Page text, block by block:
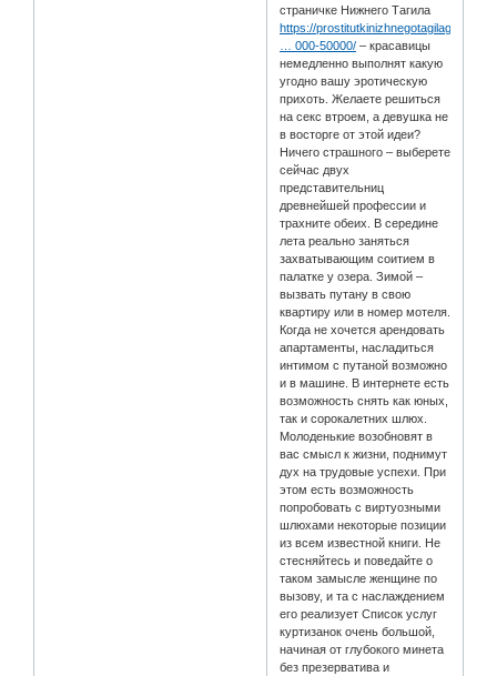
страничке Нижнего Тагила
https://prostitutkinizhnegotagilagirls.
… 000-50000/ – красавицы
немедленно выполнят какую
угодно вашу эротическую
прихоть. Желаете решиться
на секс втроем, а девушка не
в восторге от этой идеи?
Ничего страшного – выберете
сейчас двух
представительниц
древнейшей профессии и
трахните обеих. В середине
лета реально заняться
захватывающим соитием в
палатке у озера. Зимой –
вызвать путану в свою
квартиру или в номер мотеля.
Когда не хочется арендовать
апартаменты, насладиться
интимом с путаной возможно
и в машине. В интернете есть
возможность снять как юных,
так и сорокалетних шлюх.
Молоденькие возобновят в
вас смысл к жизни, поднимут
дух на трудовые успехи. При
этом есть возможность
попробовать с виртуозными
шлюхами некоторые позиции
из всем известной книги. Не
стесняйтесь и поведайте о
таком замысле женщине по
вызову, и та с наслаждением
его реализует Список услуг
куртизанок очень большой,
начиная от глубокого минета
без презерватива и